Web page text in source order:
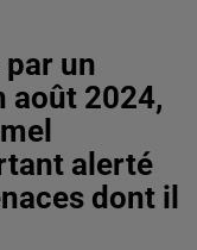
un
août 2024,
alerté
dont il